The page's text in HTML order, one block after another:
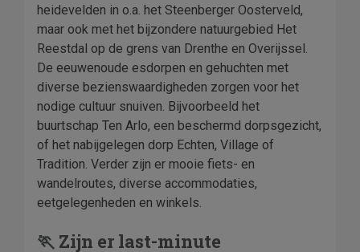
heidevelden in o.a. het Steenberger Oosterveld,
maar ook met het bijzondere natuurgebied Het
Reestdal op de grens van Drenthe en Overijssel.
De eeuwenoude esdorpen en gehuchten met
diverse bezienswaardigheden zorgen voor het
nodige cultuur snuiven. Bijvoorbeeld het
buurtschap Ten Arlo, een beschermd dorpsgezicht,
of het nabijgelegen dorp Echten, Village of
Tradition. Verder zijn er mooie fiets- en
wandelroutes, diverse accommodaties,
eetgelegenheden en winkels.
🏃 Zijn er last-minute